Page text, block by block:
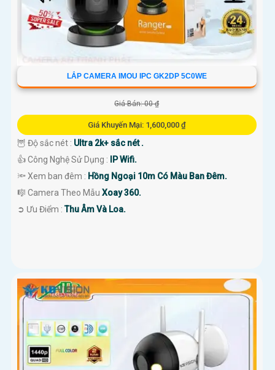
LẮP CAMERA IMOU IPC GK2DP 5C0WE
Giá Bán: 00 ₫
Giá Khuyến Mại: 1,600,000 ₫
🦉 Độ sắc nét : Ultra 2k+ sắc nét .
👍 Công Nghệ Sử Dụng :
IP Wifi.
🔦 Xem ban đêm : Hồng Ngoại 10m Có Màu Ban Đêm.
🎼️ Camera Theo Mẫu Xoay 360.
️➲ Ưu Điểm :Thu Âm Và Loa.